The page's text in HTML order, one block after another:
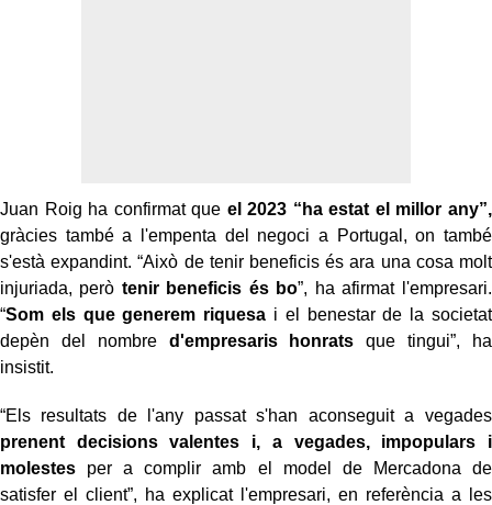
Juan Roig ha confirmat que el 2023 “ha estat el millor any”,
gràcies també a l'empenta del negoci a Portugal, on també
s'està expandint. “Això de tenir beneficis és ara una cosa molt
injuriada, però tenir beneficis és bo”, ha afirmat l'empresari.
“Som els que generem riquesa i el benestar de la societat
depèn del nombre d'empresaris honrats que tingui”, ha
insistit.
“Els resultats de l'any passat s'han aconseguit a vegades
prenent decisions valentes i, a vegades, impopulars i
molestes per a complir amb el model de Mercadona de
satisfer el client”, ha explicat l'empresari, en referència a les